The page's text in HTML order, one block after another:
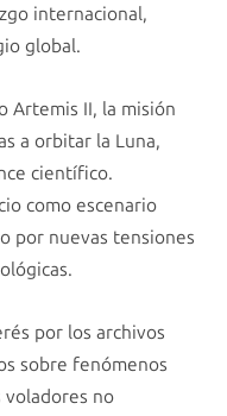
internacional,
global.
Artemis II, la misión
a orbitar la Luna,
científico.
como escenario
por nuevas tensiones
por los archivos
sobre fenómenos
no